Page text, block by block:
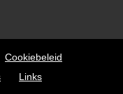
Cookiebeleid
Links